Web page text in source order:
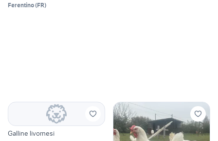
Ferentino(FR)
Galline livornesi